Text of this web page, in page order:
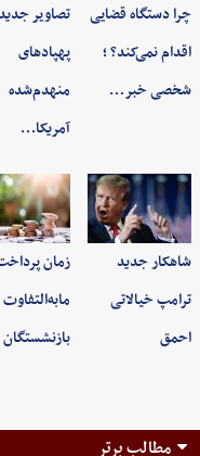
چرا دستگاه قضایی
اقدام نمی‌کند؟ ؛
شخصی خبر…
تصاویر
پهپادهای
منهدم‌شده
آمریکا…
شاهکار جدید
ترامپ خیالاتی
احمق
زمان
بازنشستگان
مطالب برتر